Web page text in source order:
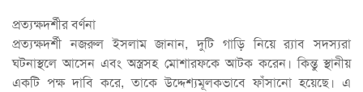
প্রত্যক্ষদর্শীর বর্ণনা
প্রত্যক্ষদর্শী নজরুল ইসলাম জানান, দুটি গাড়ি নিয়ে র‍্যাব সদস্যরা
ঘটনাস্থলে আসেন এবং অস্ত্রসহ মোশারফকে আটক করেন। কিন্তু স্থানীয়
একটি পক্ষ দাবি করে, তাকে উদ্দেশ্যমূলকভাবে ফাঁসানো হয়েছে। এ